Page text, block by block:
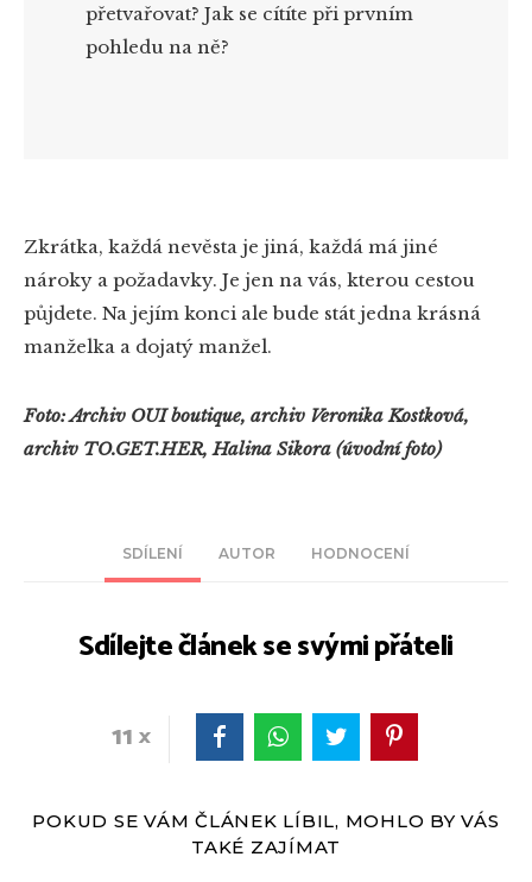
SDÍLENÍ AUTOR HODNOCENÍ
Sdílejte článek se svými přáteli
11
přetvařovat? Jak se cítíte při prvním
pohledu na ně?
Zkrátka, každá nevěsta je jiná, každá má jiné
nároky a požadavky. Je jen na vás, kterou cestou
půjdete. Na jejím konci ale bude stát jedna krásná
manželka a dojatý manžel.
Foto: Archiv OUI boutique, archiv Veronika Kostková,
archiv TO.GET.HER, Halina Sikora (úvodní foto)
POKUD SE VÁM ČLÁNEK LÍBIL, MOHLO BY VÁS
TAKÉ ZAJÍMAT